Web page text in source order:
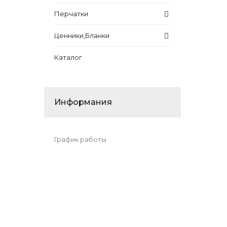
Перчатки
Ценники,Бланки
Каталог
Информания
График работы